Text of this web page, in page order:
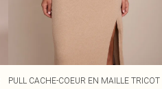
PULL CACHE-COEUR EN MAILLE TRICOT